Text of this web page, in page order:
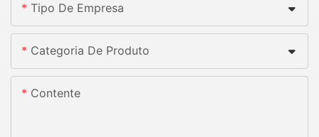
Tipo De Empresa
Categoria De Produto
Contente